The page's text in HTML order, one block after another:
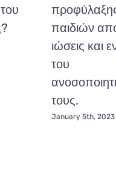
παιδιών
ιώσεις και
του
τους.
January 5th, 2023